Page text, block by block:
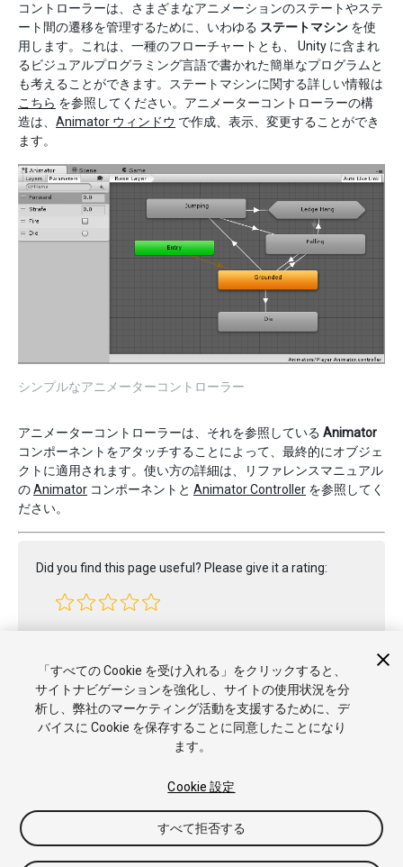
コントローラーは、さまざまなアニメーションのステートやステ
ート間の遷移を管理するために、いわゆる ステートマシン を使
用します。これは、一種のフローチャートとも、 Unity に含まれ
るビジュアルプログラミング言語で書かれた簡単なプログラムと
も考えることができます。ステートマシンに関する詳しい情報は
こちら を参照してください。アニメーターコントローラーの構
造は、 Animator ウィンドウ で作成、表示、変更することができ
ます。
シンプルなアニメーターコントローラー
アニメーターコントローラーは、それを参照している Animator
コンポーネントをアタッチすることによって、最終的にオブジェ
クトに適用されます。使い方の詳細は、リファレンスマニュアル
のAnimator コンポーネントと Animator Controller を参照してく
ださい。
Did you find this page useful? Please give it a rating:
Copyright © 2021 Unity Technologies. Publication 2020.3
チュートリアル
ナレッジベース
「すべての Cookie を受け入れる」をクリックすると、
サイトナビゲーションを強化し、サイトの使用状況を分
析し、弊社のマーケティング活動を支援するために、デ
バイスに Cookie を保存することに同意したことになり
ます。
Cookie 設定
すべて拒否する